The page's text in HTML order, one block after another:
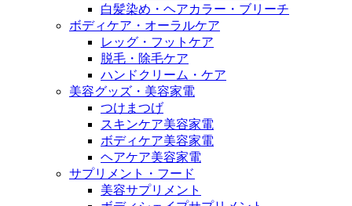
白髪染め・ヘアカラー・ブリーチ
ボディケア・オーラルケア
レッグ・フットケア
脱毛・除毛ケア
ハンドクリーム・ケア
美容グッズ・美容家電
つけまつげ
スキンケア美容家電
ボディケア美容家電
ヘアケア美容家電
サプリメント・フード
美容サプリメント